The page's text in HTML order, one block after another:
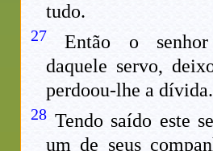
tudo.
27 Então o senhor
daquele servo,
perdoou-lhe a dívida.
28 Tendo saído este
um de seus